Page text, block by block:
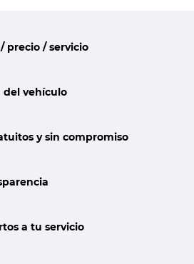
precio / servicio
del vehículo
y sin compromiso
a tu servicio